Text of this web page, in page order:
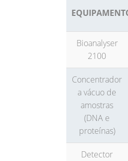
Bioanalyser
2100
Concentrador
a vácuo de
amostras
(DNA e
proteínas)
Detector